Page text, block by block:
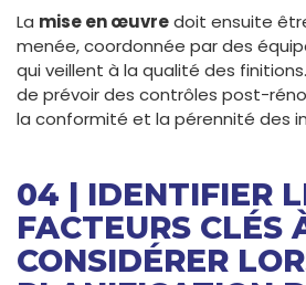
La mise en œuvredoit ensuite
menée, coordonnée par des
qui veillent à la qualité des
de prévoir des contrôles post-
la conformité et la pérennité des
04 | IDENTIFIER
FACTEURS CLÉS
CONSIDÉRER